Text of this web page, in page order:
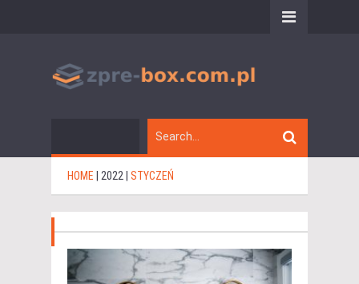
HOME 2022 STYCZEŃ